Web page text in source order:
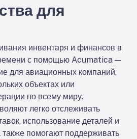
для
инвентаря и финансов в
с помощью Acumatica —
для авиационных компаний,
объектах или
по всему миру.
легко отслеживать
использование деталей и
также помогают поддерживать